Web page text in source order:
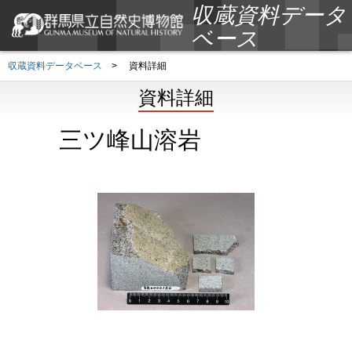
収蔵資料データ
ベース
収蔵資料データベース > 資料詳細
資料詳細
三ツ峰山溶岩